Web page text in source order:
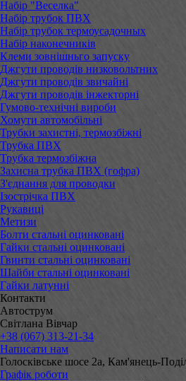
Набір "Веселка"
Набір трубок ПВХ
Набір трубок термоусадочных
Набір наконечників
Клеми зовнішньго запуску
Джгути проводів низковольтних
Джгути проводів звичайні
Джгути проводів інжекторні
Гумово-технічні вироби
Хомути автомобільні
Трубки захистні, термозбіжні
Трубка ПВХ
Трубка термозбіжна
Захисна трубка ПВХ (гофра)
З'єднання для проводки
Ізострічка ПВХ
Рукавиці
Метизи
Болти стальні оцинковані
Гайки стальні оцинковані
Гвинти стальні оцинковані
Шайби стальні оцинковані
Гайки латунні
Контакти
Автострум
Світлана Вівчар
+38 (067) 313-21-34
Написати нам
Голосківське шосе 2а, Кам'янець-
Графік роботи